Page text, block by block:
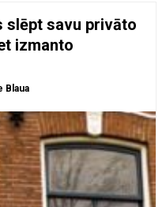
slēpt savu privāto
izmanto
Blaua